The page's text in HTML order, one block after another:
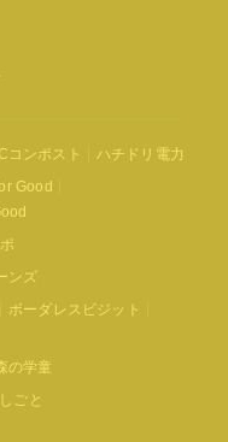
コンポスト ハチドリ電力
Good
ンズ
ボーダレスビジット
の学童
ごと